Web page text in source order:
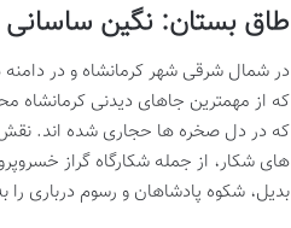
طاق بستان: نگین ساسانی
در شمال شرقی شهر کرمانشاه و در
که از مهمترین جاهای دیدنی
که در دل صخره ها حجاری شده اند. نقش
های شکار، از جمله شکارگاه گراز
بدیل، شکوه پادشاهان و رسوم درباری را